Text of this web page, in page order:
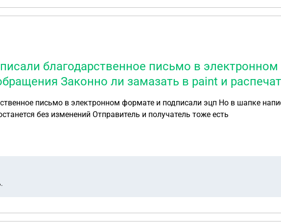
благодарственное письмо в
Законно ли замазать в paint и
без изменений Отправитель и получатель тоже есть